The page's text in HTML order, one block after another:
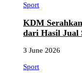
Sport
KDM
dari Hasil Jual
3 June 2026
Sport